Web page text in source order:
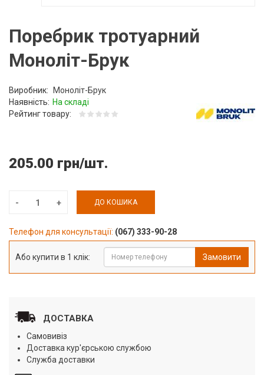
Поребрик тротуарний
Моноліт-Брук
Виробник:
Моноліт-Брук
Наявність: На складі
Рейтинг товару:
205.00 грн/шт.
ДО КОШИКА
Телефон для консультації: (067) 333-90-28
Або купити в 1 клік: Замовити
ДОСТАВКА
Самовивіз
Доставка кур'єрською службою
Служба доставки